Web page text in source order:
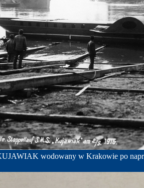
wodowany w Krakowie po